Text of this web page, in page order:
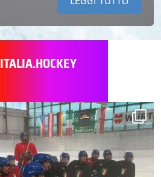
ITALIA.HOCKEY